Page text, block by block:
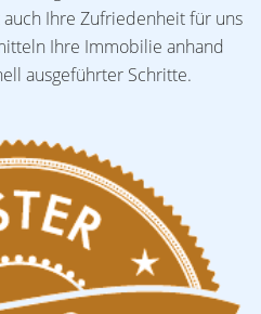
Ihre Zufriedenheit für uns
Ihre Immobilie anhand
ausgeführter Schritte.